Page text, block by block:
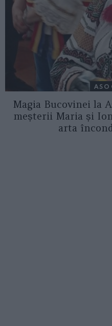
Magia Bucovinei la
meșterii Maria și
arta